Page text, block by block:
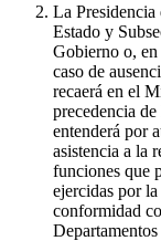
La Presidencia
Estado y
Gobierno o,
caso de
recaerá en el
precedencia
entenderá por
asistencia a la
funciones que
ejercidas por
conformidad